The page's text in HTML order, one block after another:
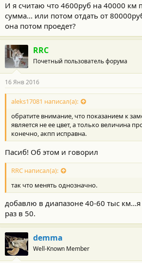
т
и
:
И я считаю что 4600руб на 40000 км
сумма... или потом отдать от
она потом проедет?
RRC
Почетный пользователь форума
16 Янв 2016
aleks17081 написал(а):
обратите внимание, что показанием к
является не ее цвет, а только величина
конечно, акпп исправна.
Пасиб! Об этом и говорил
RRC написал(а):
так что менять однозначно.
добавлю в диапазоне 40-60 тыс
раз в 50.
demma
Well-Known Member